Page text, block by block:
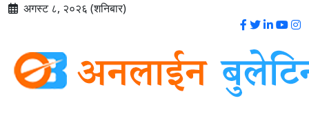
अगस्ट ८, २०२६ (शनिबार)